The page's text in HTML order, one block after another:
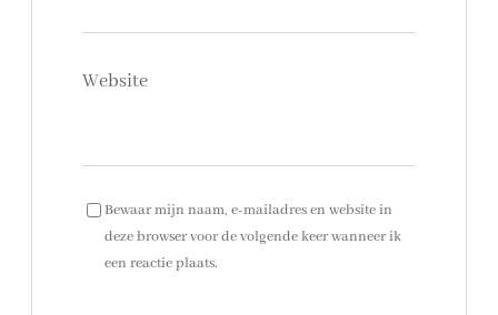
Website
Bewaar mijn naam, e-mailadres en website in
deze browser voor de volgende keer wanneer ik
een reactie plaats.